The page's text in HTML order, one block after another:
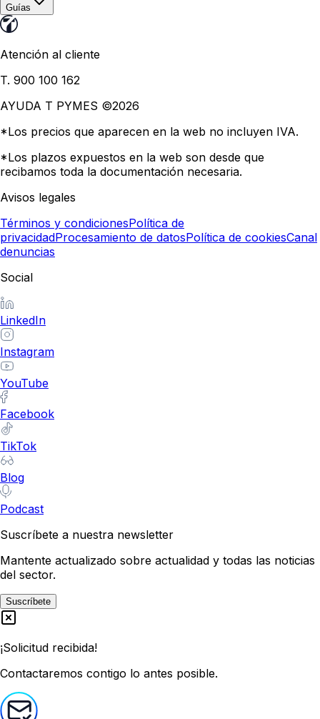
Guías
Atención al cliente
T. 900 100 162
AYUDA T PYMES ©2026
*Los precios que aparecen en la web no incluyen IVA.
*Los plazos expuestos en la web son desde que
recibamos toda la documentación necesaria.
Avisos legales
Términos y condicionesPolítica de
privacidadProcesamiento de datosPolítica de cookiesCanal
denuncias
Social
LinkedIn
Instagram
YouTube
Facebook
TikTok
Blog
Podcast
Suscríbete a nuestra newsletter
Mantente actualizado sobre actualidad y todas las noticias
del sector.
Suscríbete
¡Solicitud recibida!
Contactaremos contigo lo antes posible.